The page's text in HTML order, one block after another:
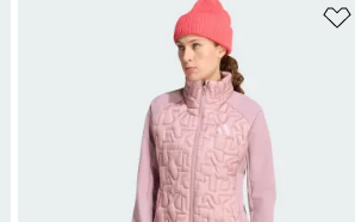
Přidat do seznamu přání